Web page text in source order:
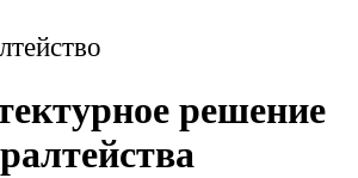
решение